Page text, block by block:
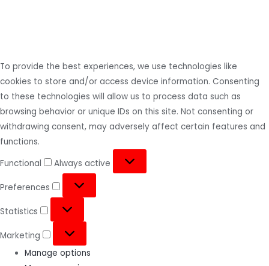
To provide the best experiences, we use technologies like
cookies to store and/or access device information. Consenting
to these technologies will allow us to process data such as
browsing behavior or unique IDs on this site. Not consenting or
withdrawing consent, may adversely affect certain features and
functions.
Functional
Always active
Preferences
Statistics
Marketing
Manage options